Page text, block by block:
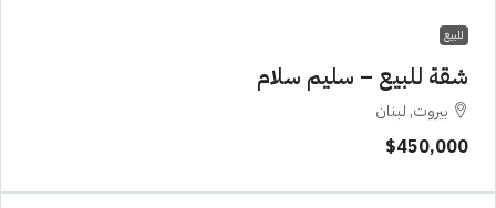
للبيع
شقة للبيع – سليم سلام
بيروت, لبنان
$450,000